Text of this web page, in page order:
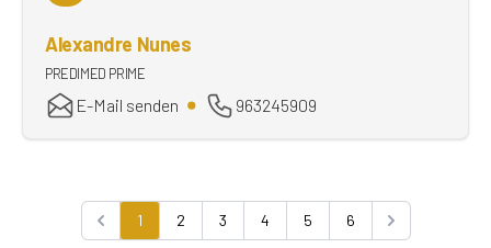
Alexandre Nunes
PREDIMED PRIME
E-Mail senden 963245909
Previous
1 2 3 4 5 6
Next